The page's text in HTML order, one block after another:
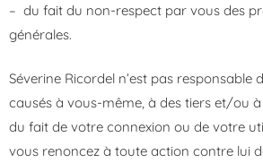
– du fait du non-respect par vous des
générales.
Séverine Ricordel n’est pas responsable
causés à vous-même, à des tiers et/ou
du fait de votre connexion ou de votre
vous renoncez à toute action contre lui